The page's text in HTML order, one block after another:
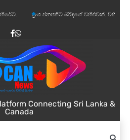
ප්‍රංශ ජනපතිට බිරිඳගේ විහිළුවක්. විහිළුවදුරදිග යයි.
Facebook
WhatsApp
Connecting Sri Lanka &
Canada